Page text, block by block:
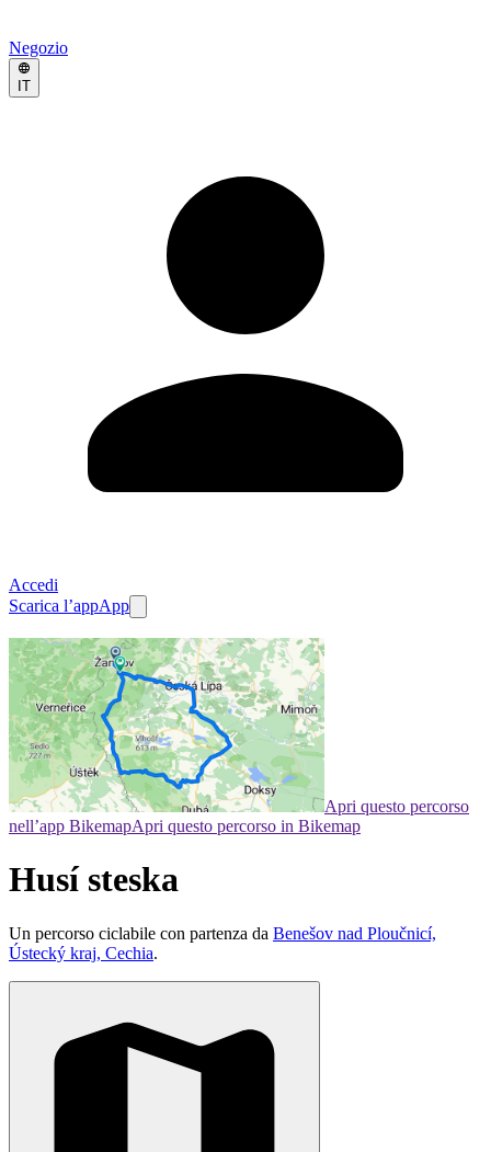
Negozio
IT
Accedi
Scarica l’appApp
Apri questo percorso
nell’app BikemapApri questo percorso in Bikemap
Husí steska
Un percorso ciclabile con partenza da Benešov nad Ploučnicí,
Ústecký kraj, Cechia.